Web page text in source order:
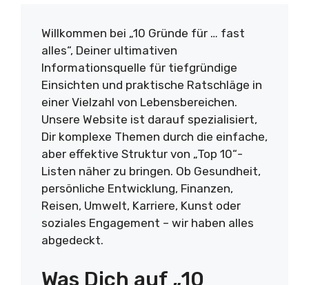
Willkommen bei „10 Gründe für … fast
alles“, Deiner ultimativen
Informationsquelle für tiefgründige
Einsichten und praktische Ratschläge in
einer Vielzahl von Lebensbereichen.
Unsere Website ist darauf spezialisiert,
Dir komplexe Themen durch die einfache,
aber effektive Struktur von „Top 10“-
Listen näher zu bringen. Ob Gesundheit,
persönliche Entwicklung, Finanzen,
Reisen, Umwelt, Karriere, Kunst oder
soziales Engagement – wir haben alles
abgedeckt.
Was Dich auf „10